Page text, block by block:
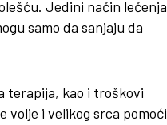
Jedini način lečenja
samo da sanjaju da
terapija, kao i troškovi
volje i velikog srca pomoći